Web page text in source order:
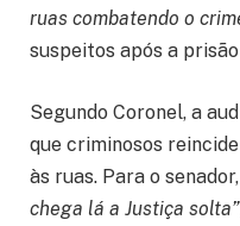
ruas combatendo o
suspeitos após a
Segundo Coronel, a
que criminosos
às ruas. Para o senador,
chega lá a Justiça solta”